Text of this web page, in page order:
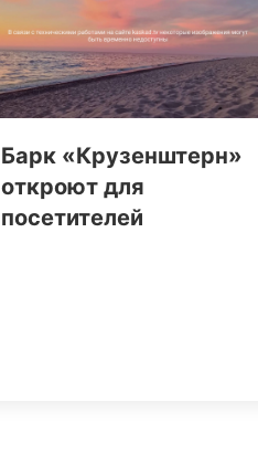
Барк «Крузенштерн»
откроют для
посетителей